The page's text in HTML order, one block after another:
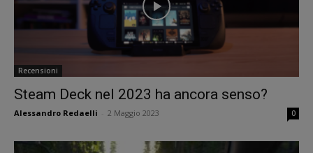
Recensioni
Steam Deck nel 2023 ha ancora senso?
Alessandro Redaelli 2 Maggio 2023 0